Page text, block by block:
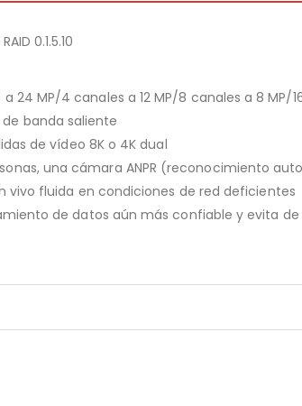
0.1.5.10
MP/4 canales a 12 MP/8 canales a 8 MP/
banda saliente
de vídeo 8K o 4K dual
una cámara ANPR (reconocimiento
vivo fluida en condiciones de red deficientes
de datos aún más confiable y evita